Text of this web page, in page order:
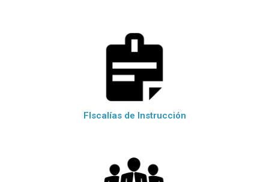
FIscalías de Instrucción